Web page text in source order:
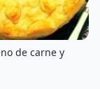
de carne y